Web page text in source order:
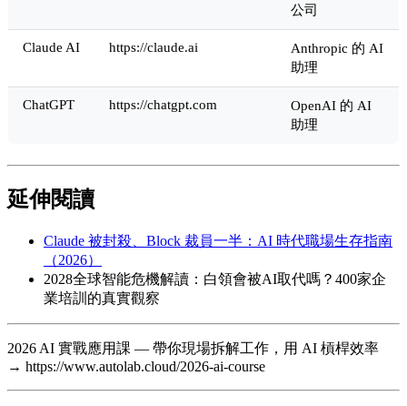
公司
Claude AI https://claude.ai
Anthropic 的 AI
助理
ChatGPT https://chatgpt.com
OpenAI 的 AI
助理
延伸閱讀
Claude 被封殺、Block 裁員一半：AI 時代職場生存指南
（2026）
2028全球智能危機解讀：白領會被AI取代嗎？400家企
業培訓的真實觀察
2026 AI 實戰應用課 — 帶你現場拆解工作，用 AI 槓桿效率
→ https://www.autolab.cloud/2026-ai-course